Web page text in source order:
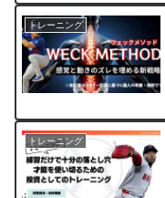
トレーニング
トレーニング